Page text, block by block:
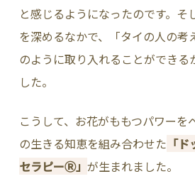
と感じるようになったのです。そ
を深めるなかで、「タイの人の考
のように取り入れることができる
した。
こうして、お花がももつパワーを
の生きる知恵を組み合わせた 「
セラピーⓇ」が生まれました。